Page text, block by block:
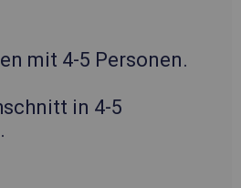
mit 4-5 Personen.
in 4-5